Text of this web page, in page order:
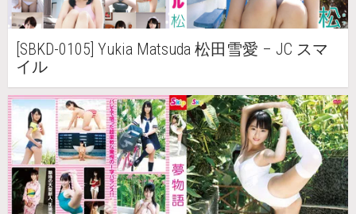
[SBKD-0105] Yukia Matsuda 松田雪愛 – JC スマ
イル